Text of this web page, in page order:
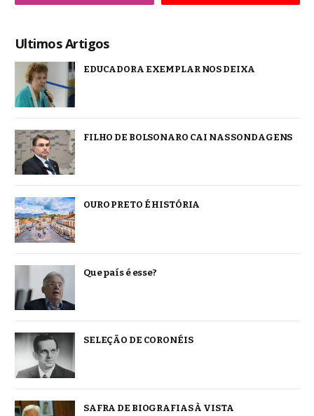
Ultimos Artigos
EDUCADORA EXEMPLAR NOS DEIXA
FILHO DE BOLSONARO CAI NAS SONDAGENS
OURO PRETO É HISTÓRIA
Que país é esse?
SELEÇÃO DE CORONÉIS
SAFRA DE BIOGRAFIAS À VISTA